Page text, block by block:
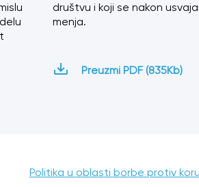
društvu i koji se nakon
menja.
Preuzmi PDF (835Kb)
Politika u oblasti borbe protiv